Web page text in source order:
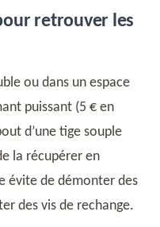
retrouver les
ou dans un espace
puissant (5 € en
d’une tige souple
la récupérer en
évite de démonter des
des vis de rechange.